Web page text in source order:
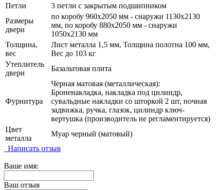
Петли
3 петли с закрытым подшипником
Размеры
двери
по коробу 960х2050 мм - снаружи 1130х2130
мм, по коробу 880х2050 мм - снаружи
1050х2130 мм
Толщина,
вес
Лист металла 1,5 мм, Толщина полотна 100 мм,
Вес до 103 кг
Утеплитель
двери
Базальтовая плита
Фурнитура
Черная матовая (металлическая):
Броненакладка, накладка под цилиндр,
сувальдные накладки со шторкой 2 шт, ночная
задвижка, ручка, глазок, цилиндр ключ-
вертушка (производитель не регламентируется)
Цвет
металла
Муар черный (матовый)
Написать отзыв
Ваше имя:
Ваш отзыв